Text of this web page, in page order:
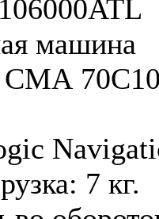
машина
7 кг.